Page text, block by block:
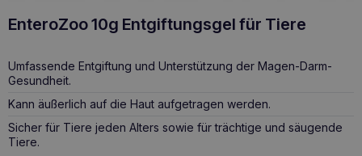
EnteroZoo 10g Entgiftungsgel für Tiere
Umfassende Entgiftung und Unterstützung der Magen-Darm-
Gesundheit.
Kann äußerlich auf die Haut aufgetragen werden.
Sicher für Tiere jeden Alters sowie für trächtige und säugende
Tiere.